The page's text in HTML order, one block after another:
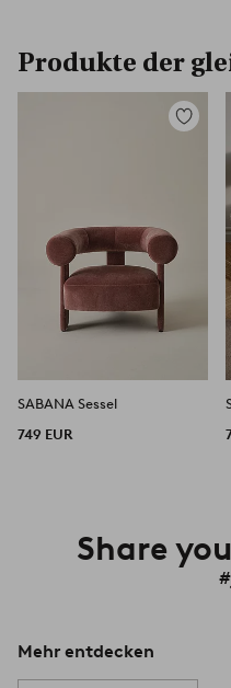
Produkte der
Zu
SABANA Sessel
749 EUR
Share
Mehr entdecken